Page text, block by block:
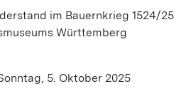
im Bauernkrieg 1524/25
Württemberg
5. Oktober 2025